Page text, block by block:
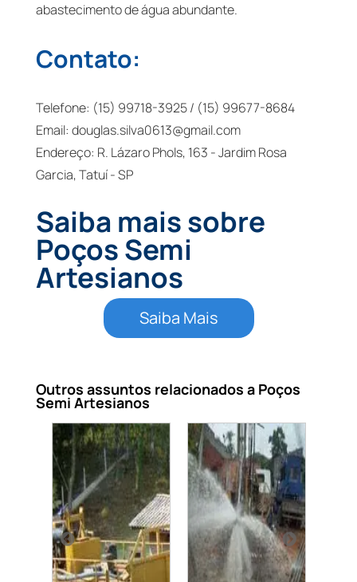
abastecimento de água abundante.
Contato:
Telefone: (15) 99718-3925 / (15) 99677-8684
Email: douglas.silva0613@gmail.com
Endereço: R. Lázaro Phols, 163 - Jardim Rosa
Garcia, Tatuí - SP
Saiba mais sobre
Poços Semi
Artesianos
Saiba Mais
Outros assuntos relacionados a Poços
Semi Artesianos